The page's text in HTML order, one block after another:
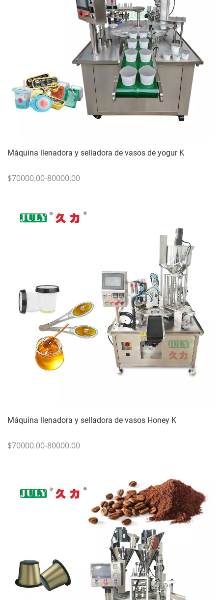
Máquina llenadora y selladora de vasos de yogur K
$70000.00-80000.00
Máquina llenadora y selladora de vasos Honey K
$70000.00-80000.00